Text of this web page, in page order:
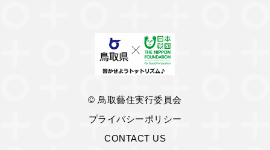
© 鳥取藝住実行委員会
プライバシーポリシー
CONTACT US